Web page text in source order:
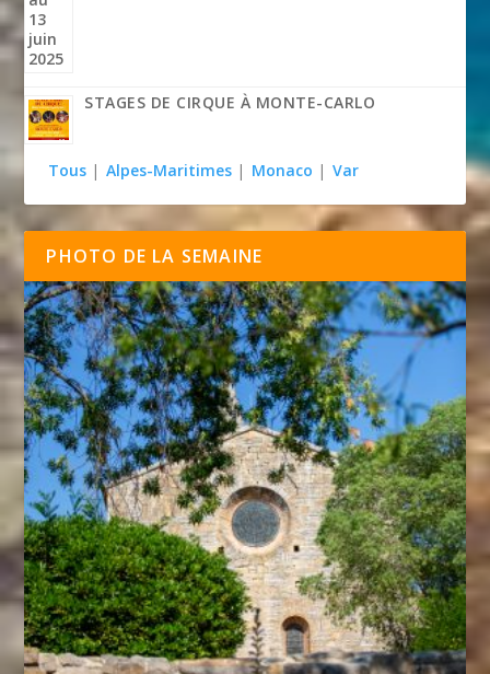
STAGES DE CIRQUE À MONTE-CARLO
Tous | Alpes-Maritimes | Monaco | Var
PHOTO DE LA SEMAINE